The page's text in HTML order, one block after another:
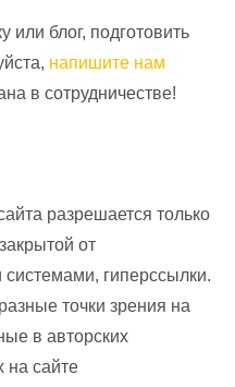
или блог, подготовить
напишите нам
в сотрудничестве!
разрешается только
от
гиперссылки.
точки зрения на
в авторских
на сайте